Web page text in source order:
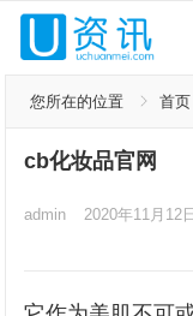
您所在的位置 首页
cb化妆品官网
admin 2020年11月12